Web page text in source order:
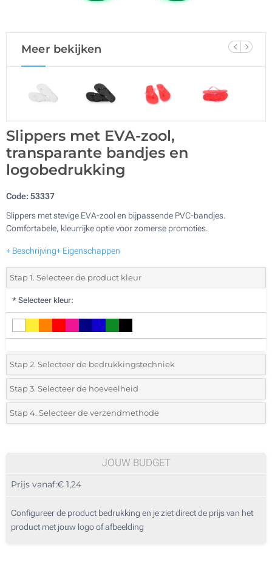
Meer bekijken
Slippers met EVA-zool,
transparante bandjes en
logobedrukking
Code:53337
Slippers met stevige EVA-zool en bijpassende PVC-bandjes.
Comfortabele, kleurrijke optie voor zomerse promoties.
+ Beschrijving+ Eigenschappen
Stap 1. Selecteer de product kleur
* Selecteer kleur:
Stap 2. Selecteer de bedrukkingstechniek
*Selecteer de bedrukking en kleuren van het logo:
1 Kleur (Op de slipper)
Stap 3. Selecteer de hoeveelheid
*Selecteer het aantal 65 (Totale bestelling)
Stap 4. Selecteer de verzendmethode
JOUW BUDGET
Prijs vanaf:€ 1,24
Configureer de product bedrukking en je ziet direct de prijs van het
product met jouw logo of afbeelding